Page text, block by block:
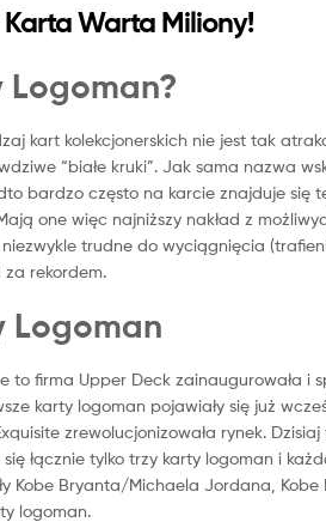
Warta Miliony!
Logoman?
kart kolekcjonerskich nie jest tak
“białe kruki”. Jak sama nazwa
bardzo często na karcie znajduje się
one więc najniższy nakład z
trudne do wyciągnięcia
rekordem.
Logoman
to firma Upper Deck zainaugurowała
karty logoman pojawiały się już
zrewolucjonizowała rynek.
się łącznie tylko trzy karty logoman i
Kobe Bryanta/Michaela Jordana,
logoman.